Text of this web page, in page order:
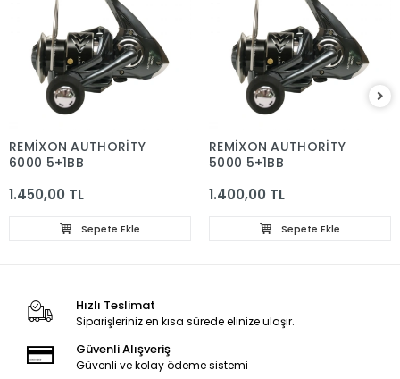
REMİXON AUTHORİTY
6000 5+1BB
1.450,00 TL
Sepete Ekle
REMİXON AUTHORİTY
5000 5+1BB
1.400,00 TL
Sepete Ekle
Hızlı Teslimat
Siparişleriniz en kısa sürede elinize ulaşır.
Güvenli Alışveriş
Güvenli ve kolay ödeme sistemi